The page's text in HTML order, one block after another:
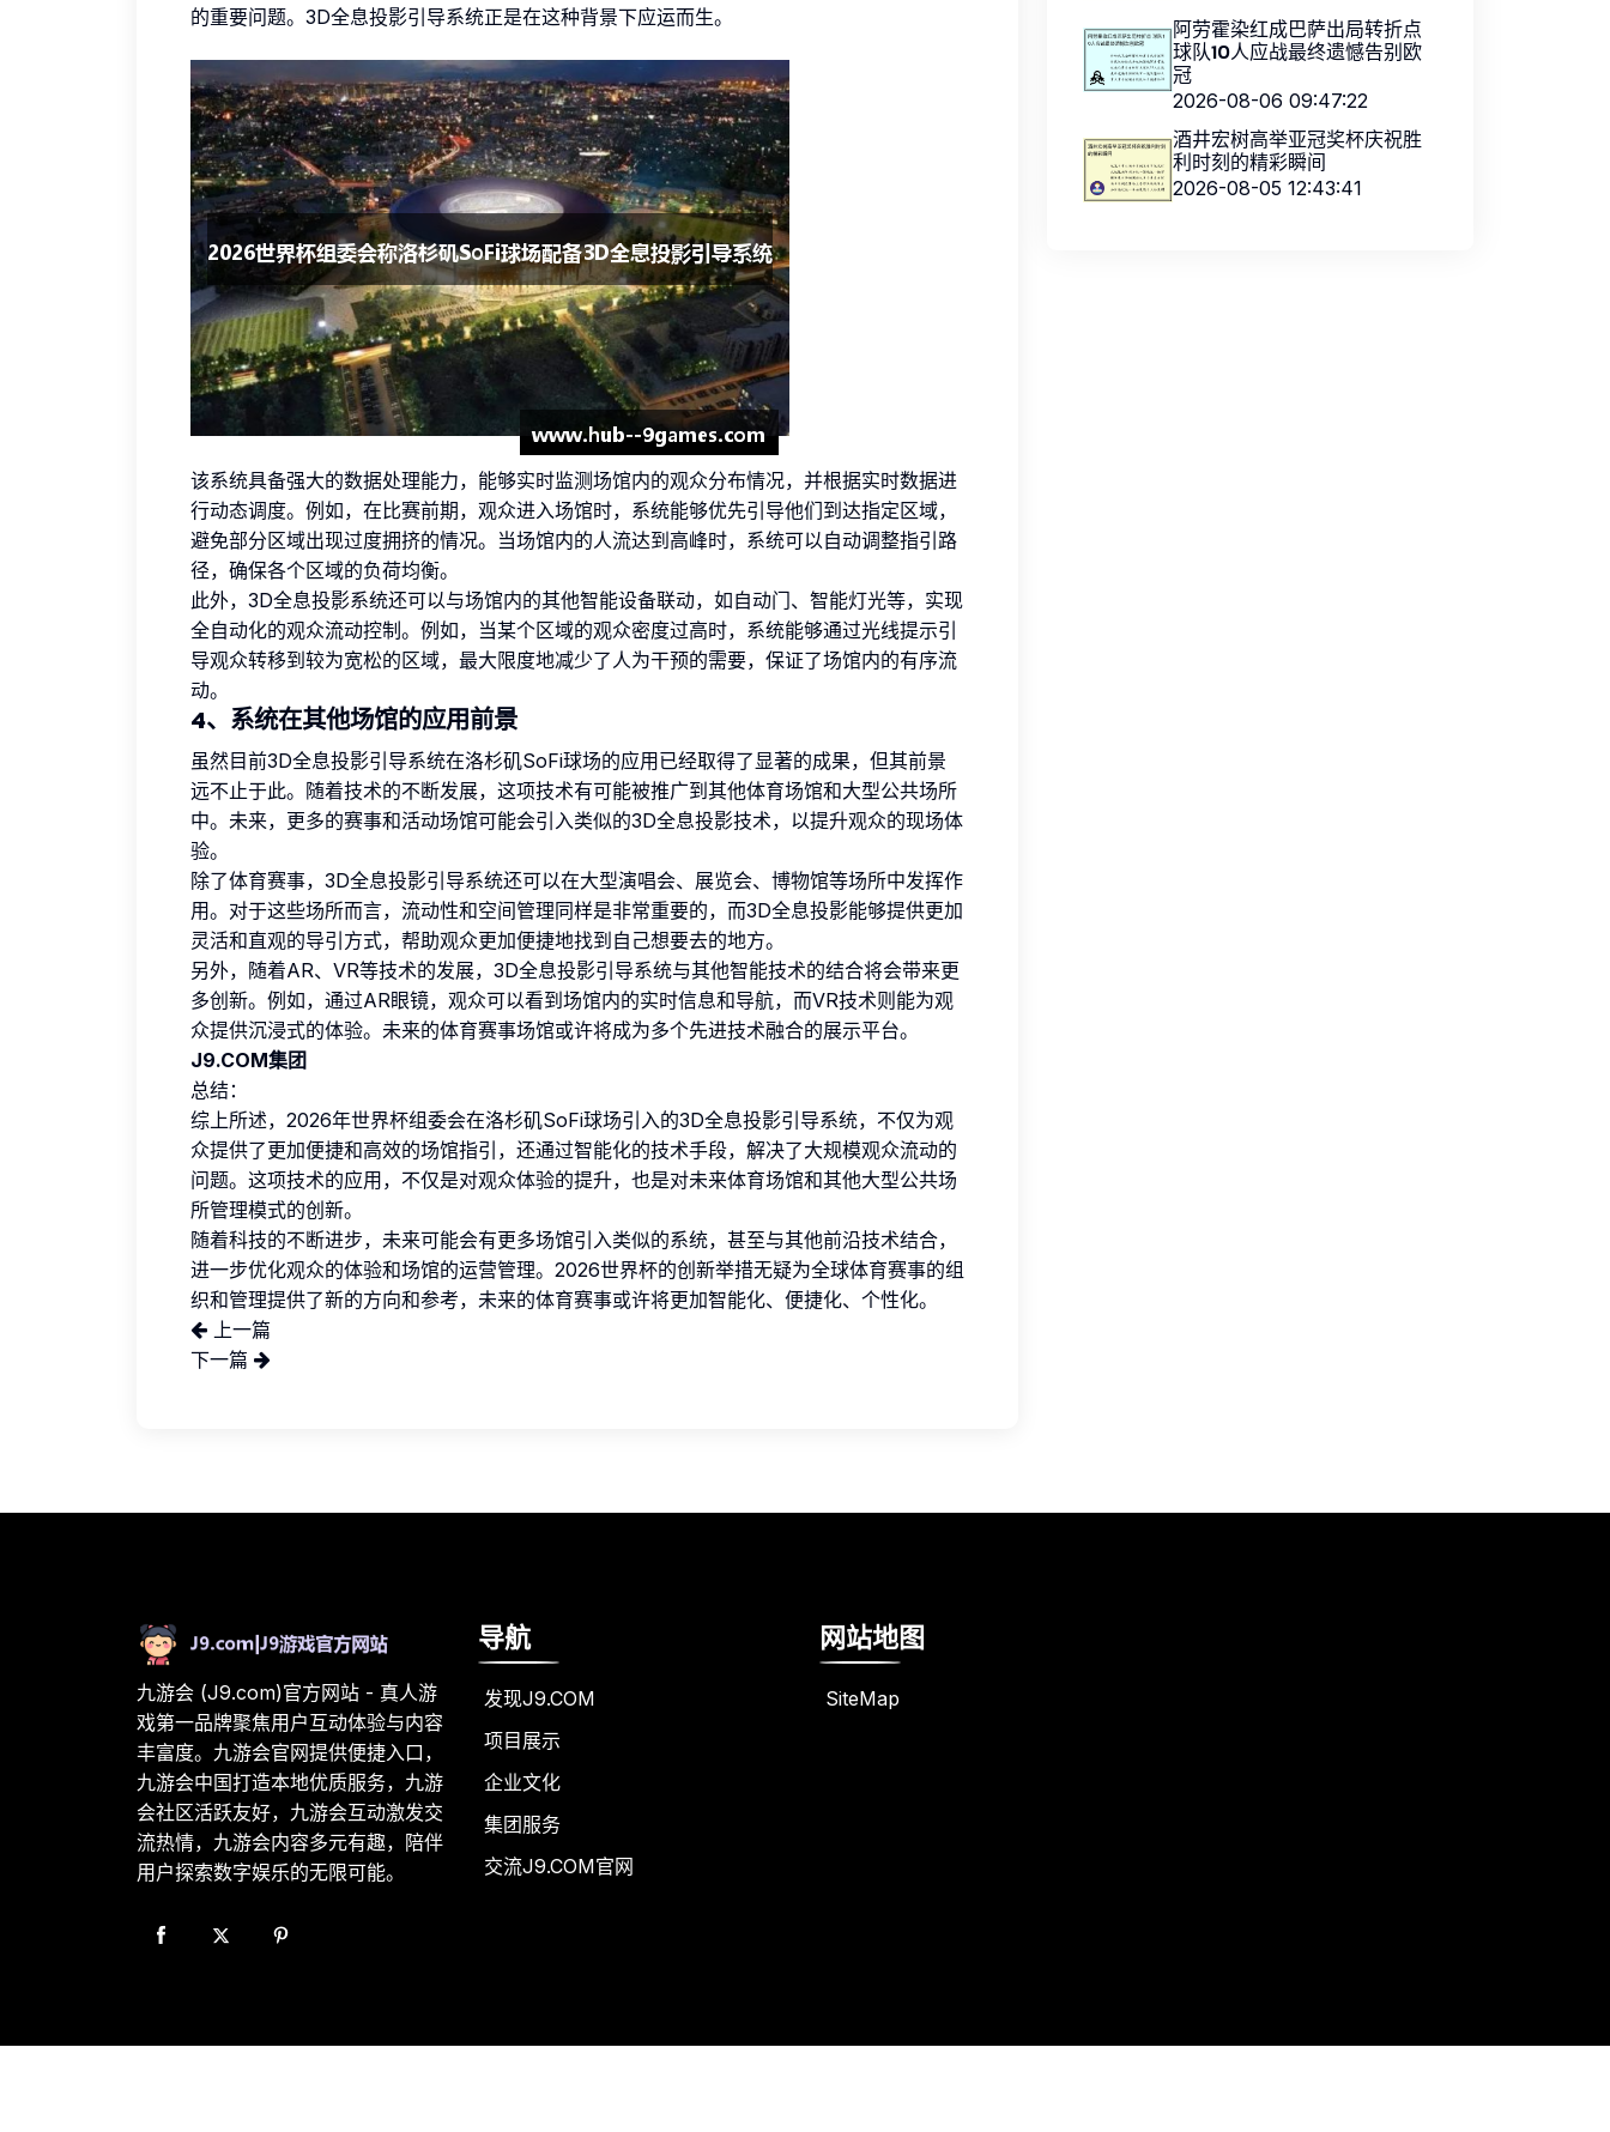
的重要问题。3D全息投影引导系统正是在这种背景下应运而生。
该系统具备强大的数据处理能力，能够实时监测场馆内的观众分布情况，并根据实时数据进
行动态调度。例如，在比赛前期，观众进入场馆时，系统能够优先引导他们到达指定区域，
避免部分区域出现过度拥挤的情况。当场馆内的人流达到高峰时，系统可以自动调整指引路
径，确保各个区域的负荷均衡。
此外，3D全息投影系统还可以与场馆内的其他智能设备联动，如自动门、智能灯光等，实现
全自动化的观众流动控制。例如，当某个区域的观众密度过高时，系统能够通过光线提示引
导观众转移到较为宽松的区域，最大限度地减少了人为干预的需要，保证了场馆内的有序流
动。
4、系统在其他场馆的应用前景
虽然目前3D全息投影引导系统在洛杉矶SoFi球场的应用已经取得了显著的成果，但其前景
远不止于此。随着技术的不断发展，这项技术有可能被推广到其他体育场馆和大型公共场所
中。未来，更多的赛事和活动场馆可能会引入类似的3D全息投影技术，以提升观众的现场体
验。
除了体育赛事，3D全息投影引导系统还可以在大型演唱会、展览会、博物馆等场所中发挥作
用。对于这些场所而言，流动性和空间管理同样是非常重要的，而3D全息投影能够提供更加
灵活和直观的导引方式，帮助观众更加便捷地找到自己想要去的地方。
另外，随着AR、VR等技术的发展，3D全息投影引导系统与其他智能技术的结合将会带来更
多创新。例如，通过AR眼镜，观众可以看到场馆内的实时信息和导航，而VR技术则能为观
众提供沉浸式的体验。未来的体育赛事场馆或许将成为多个先进技术融合的展示平台。
J9.COM集团
总结：
综上所述，2026年世界杯组委会在洛杉矶SoFi球场引入的3D全息投影引导系统，不仅为观
众提供了更加便捷和高效的场馆指引，还通过智能化的技术手段，解决了大规模观众流动的
问题。这项技术的应用，不仅是对观众体验的提升，也是对未来体育场馆和其他大型公共场
所管理模式的创新。
随着科技的不断进步，未来可能会有更多场馆引入类似的系统，甚至与其他前沿技术结合，
进一步优化观众的体验和场馆的运营管理。2026世界杯的创新举措无疑为全球体育赛事的组
织和管理提供了新的方向和参考，未来的体育赛事或许将更加智能化、便捷化、个性化。
上一篇
下一篇
阿劳霍染红成巴萨出局转折点
球队10人应战最终遗憾告别欧
冠
2026-08-06 09:47:22
酒井宏树高举亚冠奖杯庆祝胜
利时刻的精彩瞬间
2026-08-05 12:43:41
九游会 (J9.com)官方网站 - 真人游
戏第一品牌聚焦用户互动体验与内容
丰富度。九游会官网提供便捷入口，
九游会中国打造本地优质服务，九游
会社区活跃友好，九游会互动激发交
流热情，九游会内容多元有趣，陪伴
用户探索数字娱乐的无限可能。
导航
发现J9.COM
项目展示
企业文化
集团服务
交流J9.COM官网
网站地图
SiteMap